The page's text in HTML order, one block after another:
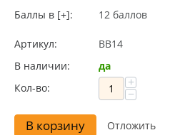
Баллы в [+]:
12 баллов
Артикул:
BB14
В наличии:
да
Кол-во:
+
−
В корзину Отложить